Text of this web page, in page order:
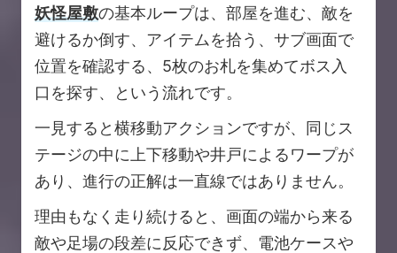
妖怪屋敷の基本ループは、部屋を進む、敵を
避けるか倒す、アイテムを拾う、サブ画面で
位置を確認する、5枚のお札を集めてボス入
口を探す、という流れです。
一見すると横移動アクションですが、同じス
テージの中に上下移動や井戸によるワープが
あり、進行の正解は一直線ではありません。
理由もなく走り続けると、画面の端から来る
敵や足場の段差に反応できず、電池ケースや